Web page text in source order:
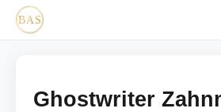
Ghostwriter